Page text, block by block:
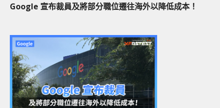
Google 宣布裁員及將部分職位遷往海外以降低成本！